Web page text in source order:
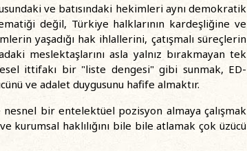
ve batısındaki hekimleri aynı demokratik
değil, Türkiye halklarının kardeşliğine ve
yaşadığı hak ihlallerini, çatışmalı süreçlerin
meslektaşlarını asla yalnız bırakmayan tek
ittifakı bir "liste dengesi" gibi sunmak, ED-
ve adalet duygusunu hafife almaktır.
bir entelektüel pozisyon almaya çalışmak
kurumsal haklılığını bile bile atlamak çok üzücü